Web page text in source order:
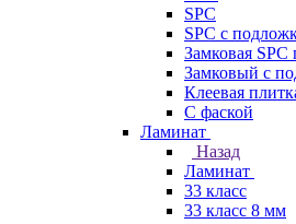
SPC
SPC с
Замковая SPC
Замковый с
Клеевая
С фаской
Ламинат
Назад
Ламинат
33 класс
33 класс 8 мм